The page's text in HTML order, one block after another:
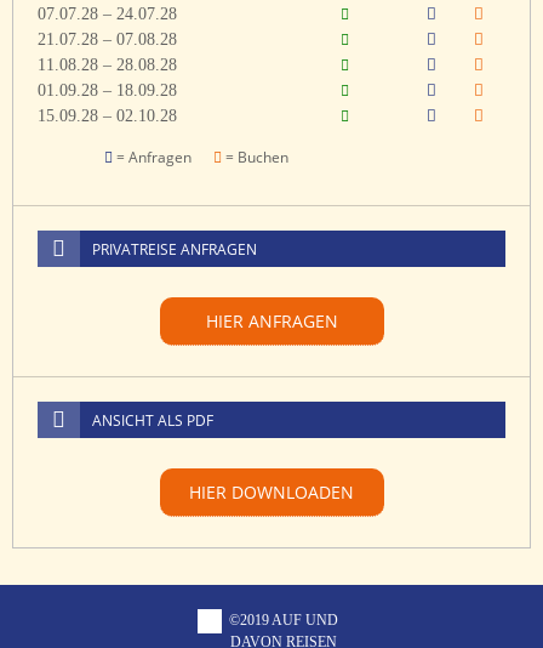
07.07.28 – 24.07.28
21.07.28 – 07.08.28
11.08.28 – 28.08.28
01.09.28 – 18.09.28
15.09.28 – 02.10.28
= Anfragen = Buchen
PRIVATREISE ANFRAGEN
HIER ANFRAGEN
ANSICHT ALS PDF
HIER DOWNLOADEN
©2019 AUF UND
DAVON REISEN